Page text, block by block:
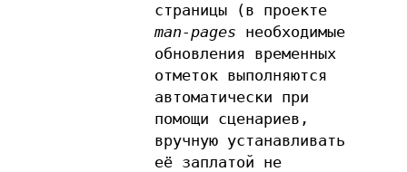
страницы (в проекте
man-pages необходимые
обновления временных
отметок выполняются
автоматически при
помощи сценариев,
вручную устанавливать
её заплатой не